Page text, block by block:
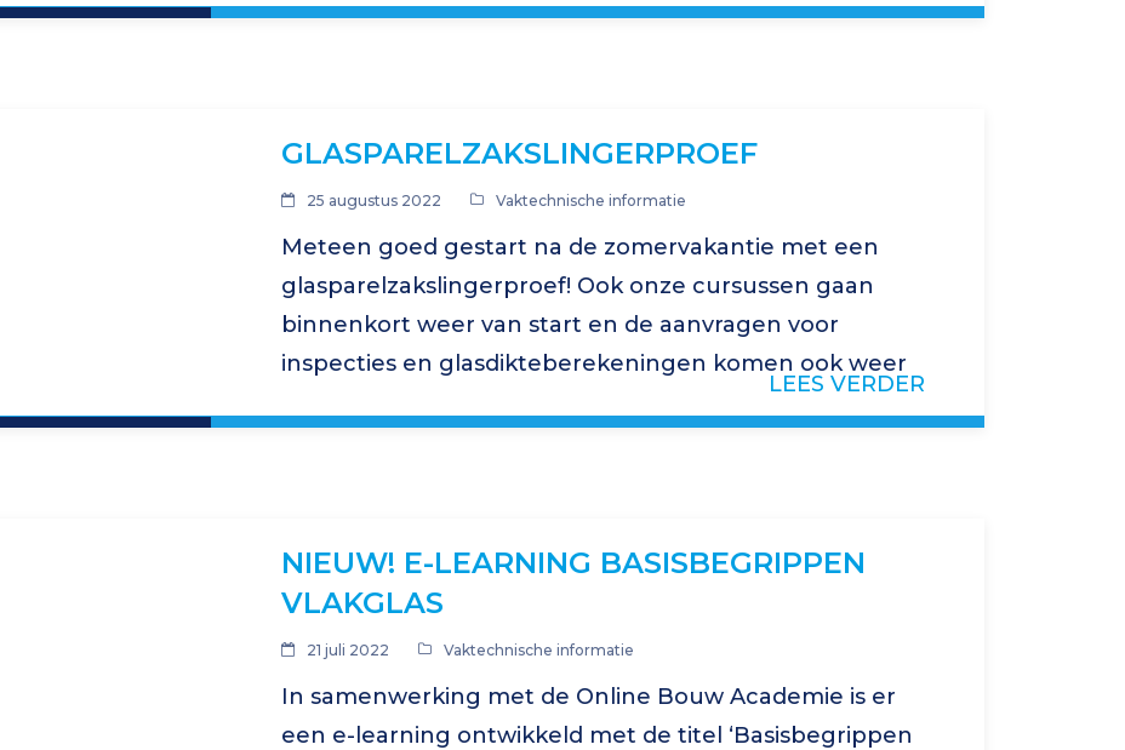
GLASPARELZAKSLINGERPROEF
25 augustus 2022 Vaktechnische informatie
Meteen goed gestart na de zomervakantie met een
glasparelzakslingerproef! Ook onze cursussen gaan
binnenkort weer van start en de aanvragen voor
inspecties en glasdikteberekeningen komen ook weer
LEES VERDER
NIEUW! E-LEARNING BASISBEGRIPPEN
VLAKGLAS
21 juli 2022 Vaktechnische informatie
In samenwerking met de Online Bouw Academie is er
een e-learning ontwikkeld met de titel ‘Basisbegrippen